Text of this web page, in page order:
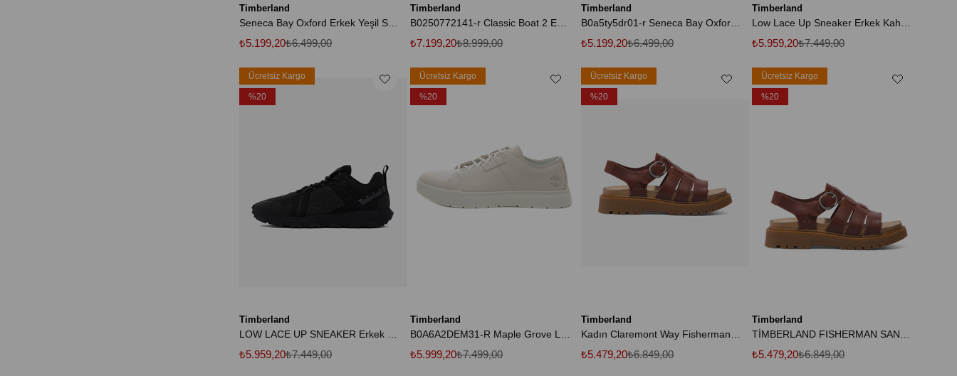
Timberland
Seneca Bay Oxford Erkek Yeşil Sneakers TB0A5TZD9911
₺5.199,20₺6.499,00
Timberland
B0250772141-r Classic Boat 2 Eye Erkek Spor Ayakkabı Kahve
₺7.199,20₺8.999,00
Timberland
B0a5ty5dr01-r Seneca Bay Oxford Erkek Spor Ayakkabı Kahve
₺5.199,20₺6.499,00
Timberland
₺5.959,20₺7.449,00
Timberland
₺5.959,20₺7.449,00
Ücretsiz Kargo
%20
Timberland
₺5.999,20₺7.499,00
Ücretsiz Kargo
%20
Timberland
₺5.479,20₺6.849,00
Ücretsiz Kargo
%20
Timberland
₺5.479,20₺6.849,00
Ücretsiz Kargo
%20